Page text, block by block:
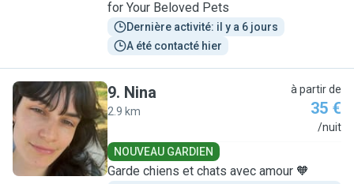
for Your Beloved Pets
Dernière activité: il y a 6 jours
A été contacté hier
N
9. Nina
2.9 km
à partir de
35 €
/nuit
NOUVEAU GARDIEN
Garde chiens et chats avec amour 🧡